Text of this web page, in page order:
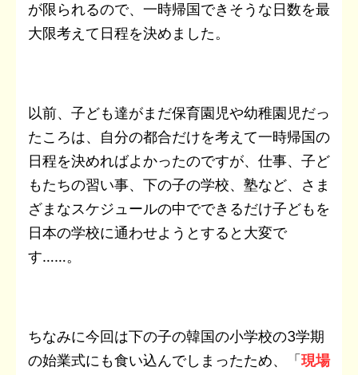
が限られるので、一時帰国できそうな日数を最
大限考えて日程を決めました。
以前、子ども達がまだ保育園児や幼稚園児だっ
たころは、自分の都合だけを考えて一時帰国の
日程を決めればよかったのですが、仕事、子ど
もたちの習い事、下の子の学校、塾など、さま
ざまなスケジュールの中でできるだけ子どもを
日本の学校に通わせようとすると大変で
す……。
ちなみに今回は下の子の韓国の小学校の3学期
の始業式にも食い込んでしまったため、「 現場